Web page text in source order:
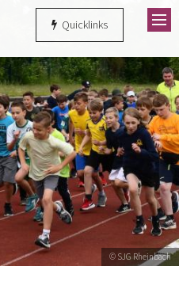
© SJG Rheinbach
Quicklinks